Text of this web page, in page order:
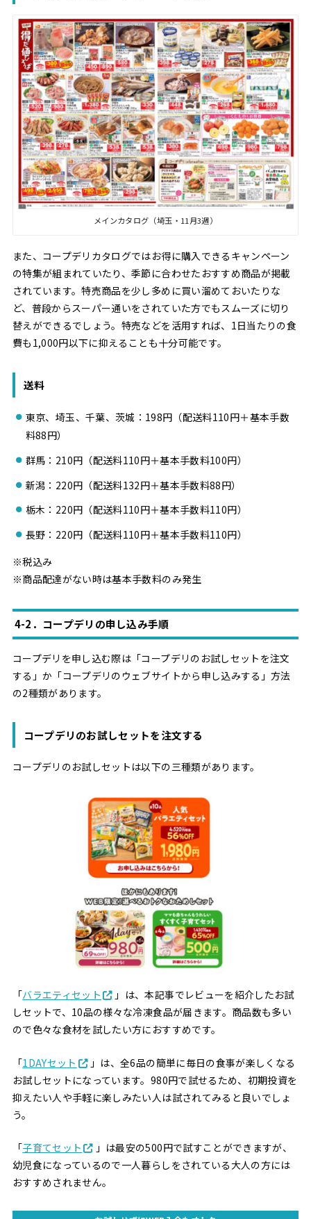
メインカタログ（埼玉・11月3週）
また、コープデリカタログではお得に購入できるキャンペーン
の特集が組まれていたり、季節に合わせたおすすめ商品が掲載
されています。特売商品を少し多めに買い溜めておいたりな
ど、普段からスーパー通いをされていた方でもスムーズに切り
替えができるでしょう。特売などを活用すれば、1日当たりの食
費も1,000円以下に抑えることも十分可能です。
送料
東京、埼玉、千葉、茨城：198円（配送料110円＋基本手数
料88円）
群馬：210円（配送料110円＋基本手数料100円）
新潟：220円（配送料132円＋基本手数料88円）
栃木：220円（配送料110円＋基本手数料110円）
長野：220円（配送料110円＋基本手数料110円）
※税込み
※商品配達がない時は基本手数料のみ発生
4-2．コープデリの申し込み手順
コープデリを申し込む際は「コープデリのお試しセットを注文
する」か「コープデリのウェブサイトから申し込みする」方法
の2種類があります。
コープデリのお試しセットを注文する
コープデリのお試しセットは以下の三種類があります。
「バラエティセット
」は、本記事でレビューを紹介したお試
しセットで、10品の様々な冷凍食品が届きます。商品数も多い
ので色々な食材を試したい方におすすめです。
「1DAYセット
」は、全6品の簡単に毎日の食事が楽しくなる
お試しセットになっています。980円で試せるため、初期投資を
抑えたい人や手軽に楽しみたい人は試されてみると良いでしょ
う。
「子育てセット
」は最安の500円で試すことができますが、
幼児食になっているので一人暮らしをされている大人の方には
おすすめされません。